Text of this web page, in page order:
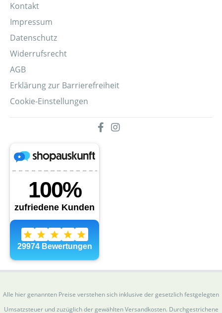
Kontakt
Impressum
Datenschutz
Widerrufsrecht
AGB
Erklärung zur Barrierefreiheit
Cookie-Einstellungen
Alle hier genannten Preise verstehen sich inklusive der gesetzlich festgelegten
Umsatzsteuer und zuzüglich der gewählten Versandkosten. Durchgestrichene